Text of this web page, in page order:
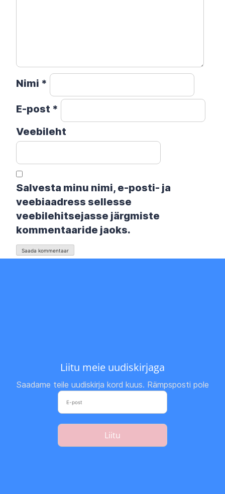
Nimi *
E-post *
Veebileht
Salvesta minu nimi, e-posti- ja
veebiaadress sellesse
veebilehitsejasse järgmiste
kommentaaride jaoks.
Liitu meie uudiskirjaga
Saadame teile uudiskirja kord kuus. Rämpsposti pole
Liitu